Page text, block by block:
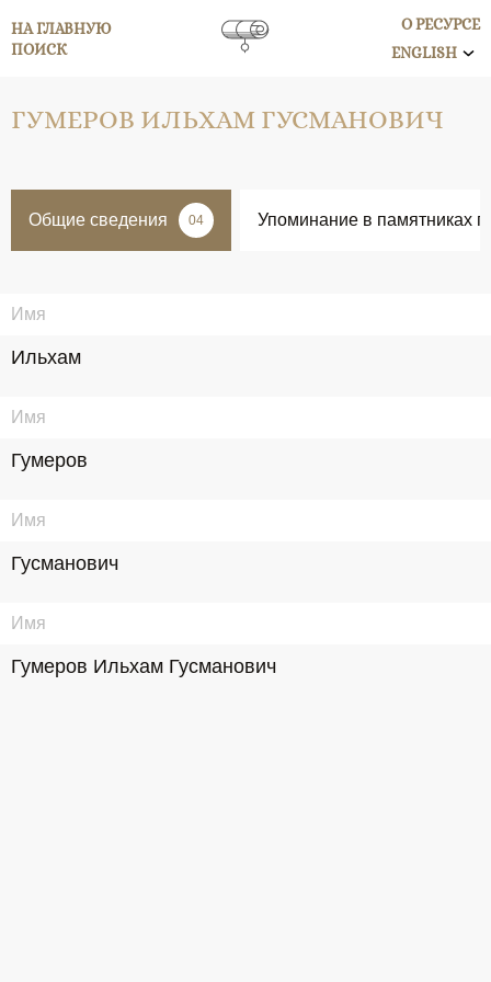
НА ГЛАВНУЮ
ПОИСК
О РЕСУРСЕ
ENGLISH
ГУМЕРОВ ИЛЬХАМ ГУСМАНОВИЧ
Общие сведения 04 Упоминание в памятниках
Имя
Ильхам
Имя
Гумеров
Имя
Гусманович
Имя
Гумеров Ильхам Гусманович